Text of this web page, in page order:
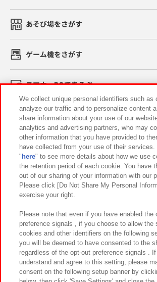
あそび場をさがす
ゲーム機をさがす
スマホ・PCであそぶ
イベント・キャンペーン
関連会社 サステナビリティ サイ
プライバシーポリシー ウェブアクセシビリテ
お取引先さまとともに
カスタマーハラスメント対応方針 よくあるご質
We collect unique personal identifiers such as
analyze our traffic and to personalize content
share information about your use of our
analytics and advertising partners, who may
other information that you have provided to
have collected from your use of their
" here" to see more details about how we use
the retention period of each cookie. You have
out of our sharing of your information with our
Please click [Do Not Share My Personal
exercise your right.
Please note that even if you have enabled the
preference signals , if you choose to allow the
cookies and other identifiers on the following
you will be deemed to have consented to the
regardless of the opt-out preference signals .
understand and agree to this setting, please
consent on the following setup banner by